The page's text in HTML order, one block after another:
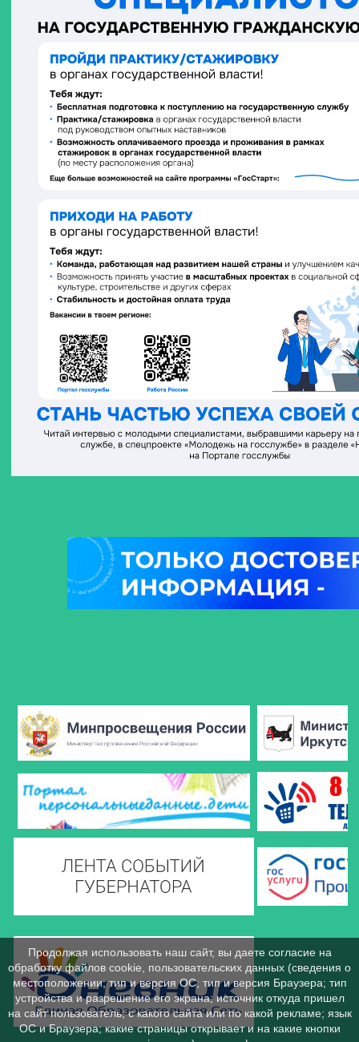
Продолжая использовать наш сайт, вы даете согласие на
обработку файлов cookie, пользовательских данных (сведения о
местоположении; тип и версия ОС; тип и версия Браузера; тип
устройства и разрешение его экрана; источник откуда пришел
на сайт пользователь; с какого сайта или по какой рекламе; язык
ОС и Браузера; какие страницы открывает и на какие кнопки